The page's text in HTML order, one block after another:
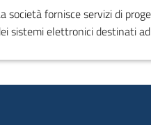
società fornisce servizi di
sistemi elettronici destinati
trasporto; macchine
industriali; sistemi per